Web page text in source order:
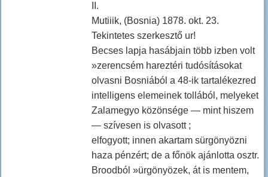
II.
Mutiiik, (Bosnia) 1878. okt. 23.
Tekintetes szerkesztő ur!
Becses lapja hasábjain több izben volt
»zerencsém hareztéri tudósításokat
olvasni Bosniából a 48-ik tartalékezred
intelligens elemeinek tollából, melyeket
Zalamegyo közönsége — mint hiszem
— szívesen is olvasott ;
elfogyott; innen akartam sürgönyözni
haza pénzért; de a főnök ajánlotta osztr.
Broodból »ürgönyözek, át is mentem,